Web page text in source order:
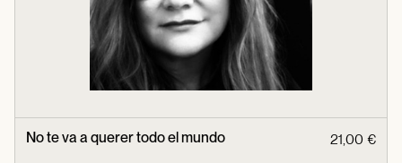
No te va a querer todo el mundo 21,00 €